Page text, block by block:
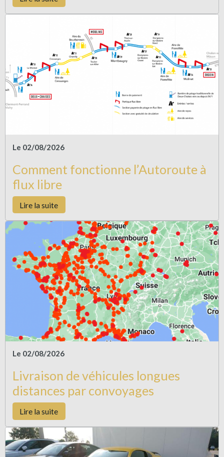
Le 02/08/2026
Comment fonctionne l’Autoroute à
flux libre
Lire la suite
Le 02/08/2026
Livraison de véhicules longues
distances par convoyages
Lire la suite